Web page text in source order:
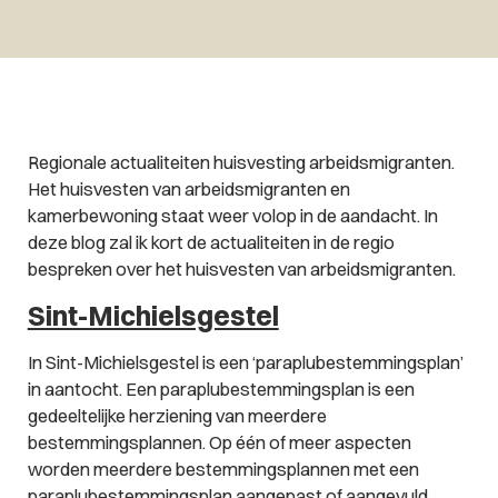
Regionale actualiteiten huisvesting arbeidsmigranten.
Het huisvesten van arbeidsmigranten en
kamerbewoning staat weer volop in de aandacht. In
deze blog zal ik kort de actualiteiten in de regio
bespreken over het huisvesten van arbeidsmigranten.
Sint-Michielsgestel
In Sint-Michielsgestel is een ‘paraplubestemmingsplan’
in aantocht. Een paraplubestemmingsplan is een
gedeeltelijke herziening van meerdere
bestemmingsplannen. Op één of meer aspecten
worden meerdere bestemmingsplannen met een